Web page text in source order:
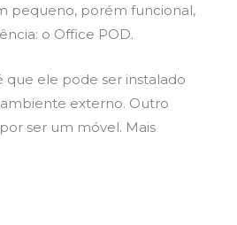
pequeno, porém funcional,
o Office POD.
que ele pode ser instalado
externo. Outro
ser um móvel. Mais